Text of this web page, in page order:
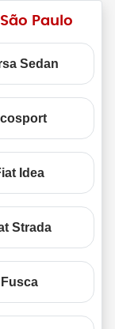
Paulo
Sedan
Idea
Strada
Fusca